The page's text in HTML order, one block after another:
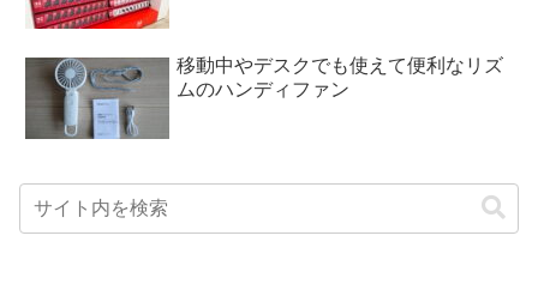
移動中やデスクでも使えて便利なリズ
ムのハンディファン